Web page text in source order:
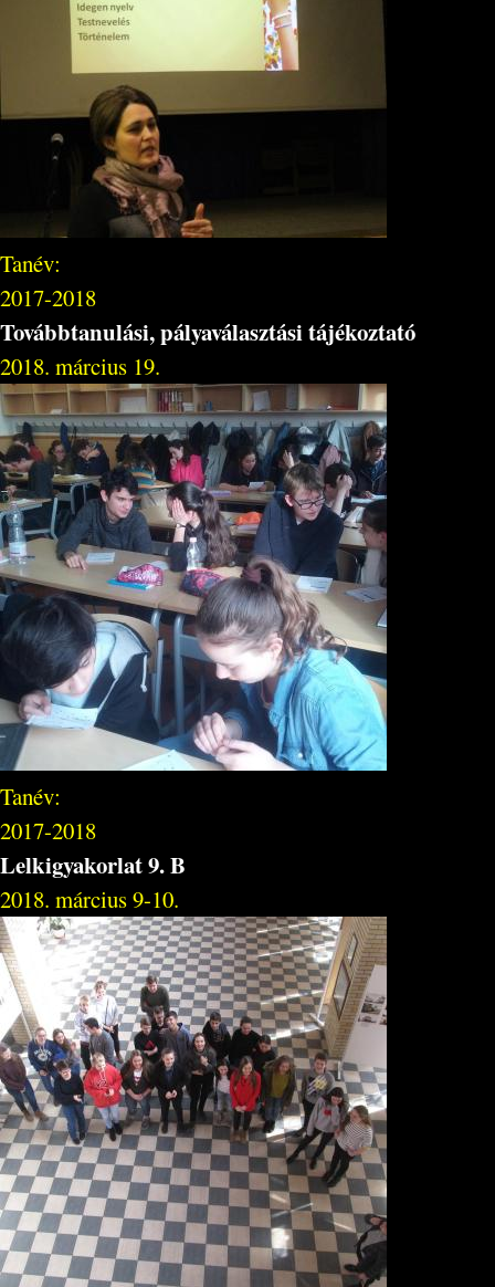
Tanév:
2017-2018
Továbbtanulási, pályaválasztási tájékoztató
2018. március 19.
Tanév:
2017-2018
Lelkigyakorlat 9. B
2018. március 9-10.